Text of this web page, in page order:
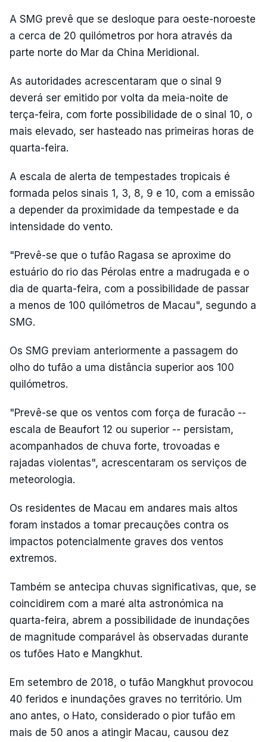
A SMG prevê que se desloque para oeste-noroeste
a cerca de 20 quilómetros por hora através da
parte norte do Mar da China Meridional.
As autoridades acrescentaram que o sinal 9
deverá ser emitido por volta da meia-noite de
terça-feira, com forte possibilidade de o sinal 10, o
mais elevado, ser hasteado nas primeiras horas de
quarta-feira.
A escala de alerta de tempestades tropicais é
formada pelos sinais 1, 3, 8, 9 e 10, com a emissão
a depender da proximidade da tempestade e da
intensidade do vento.
"Prevê-se que o tufão Ragasa se aproxime do
estuário do rio das Pérolas entre a madrugada e o
dia de quarta-feira, com a possibilidade de passar
a menos de 100 quilómetros de Macau", segundo a
SMG.
Os SMG previam anteriormente a passagem do
olho do tufão a uma distância superior aos 100
quilómetros.
"Prevê-se que os ventos com força de furacão --
escala de Beaufort 12 ou superior -- persistam,
acompanhados de chuva forte, trovoadas e
rajadas violentas", acrescentaram os serviços de
meteorologia.
Os residentes de Macau em andares mais altos
foram instados a tomar precauções contra os
impactos potencialmente graves dos ventos
extremos.
Também se antecipa chuvas significativas, que, se
coincidirem com a maré alta astronómica na
quarta-feira, abrem a possibilidade de inundações
de magnitude comparável às observadas durante
os tufões Hato e Mangkhut.
Em setembro de 2018, o tufão Mangkhut provocou
40 feridos e inundações graves no território. Um
ano antes, o Hato, considerado o pior tufão em
mais de 50 anos a atingir Macau, causou dez